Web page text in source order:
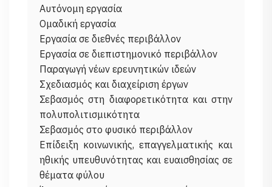
Αυτόνομη εργασία
Ομαδική εργασία
Εργασία σε διεθνές περιβάλλον
Εργασία σε διεπιστημονικό περιβάλλον
Παραγωγή νέων ερευνητικών ιδεών
Σχεδιασμός και διαχείριση έργων
Σεβασμός στη διαφορετικότητα και στην
πολυπολιτισμικότητα
Σεβασμός στο φυσικό περιβάλλον
Επίδειξη κοινωνικής, επαγγελματικής και
ηθικής υπευθυνότητας και ευαισθησίας σε
θέματα φύλου